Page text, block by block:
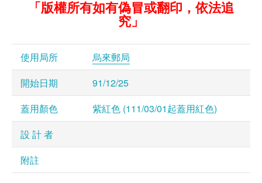
「版權所有如有偽冒或翻印，依法追
究」
使用局所
烏來郵局
開始日期
91/12/25
蓋用顏色
紫紅色 (111/03/01起蓋用紅色)
設 計 者
附註